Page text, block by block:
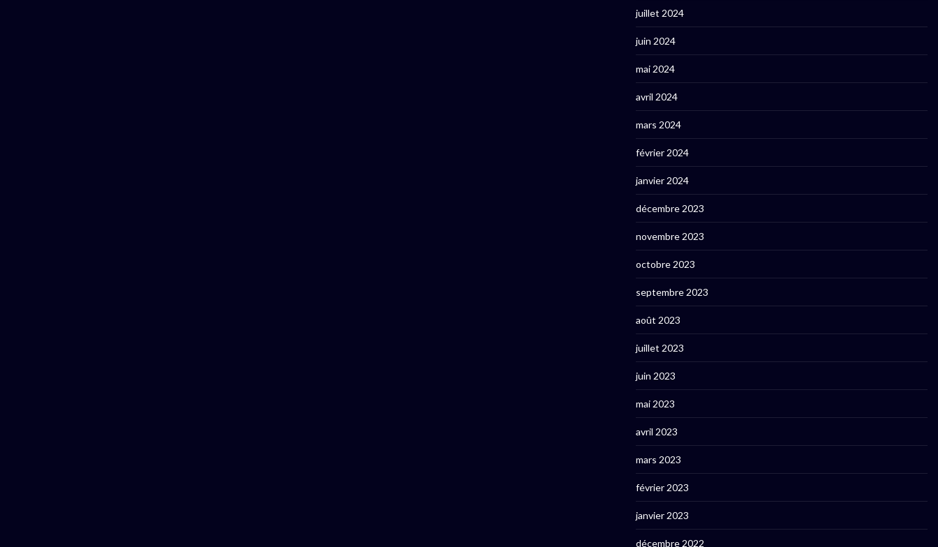
juillet 2024
juin 2024
mai 2024
avril 2024
mars 2024
février 2024
janvier 2024
décembre 2023
novembre 2023
octobre 2023
septembre 2023
août 2023
juillet 2023
juin 2023
mai 2023
avril 2023
mars 2023
février 2023
janvier 2023
décembre 2022